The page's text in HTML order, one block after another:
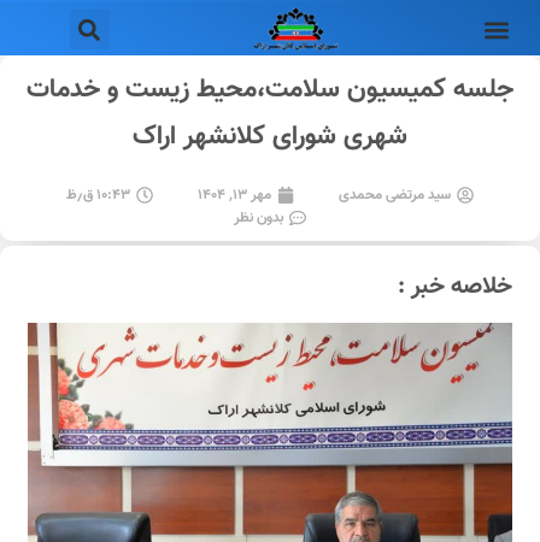
جلسه کمیسیون سلامت،محیط زیست و خدمات
شهری شورای کلانشهر اراک
سید مرتضی محمدی مهر ۱۳, ۱۴۰۴
۱۰:۴۳ ق٫ظ
بدون نظر
خلاصه خبر :